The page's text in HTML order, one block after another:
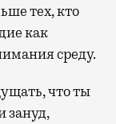
тех, кто
как
среду.
что ты
зануд,